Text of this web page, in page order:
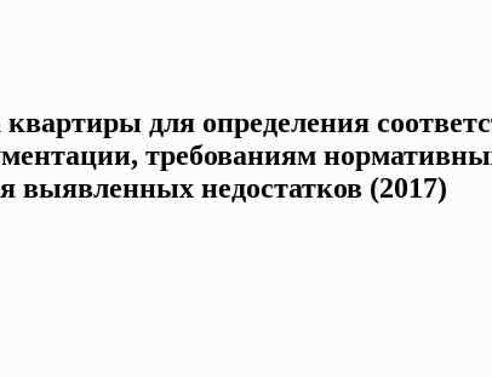
для определения
требованиям
выявленных недостатков (2017)